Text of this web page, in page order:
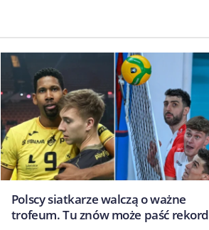
Polscy siatkarze walczą o ważne
trofeum. Tu znów może paść rekord